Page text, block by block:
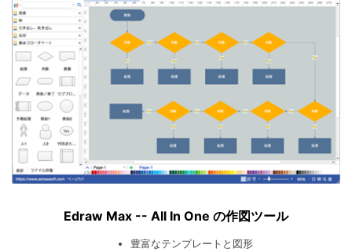
Edraw Max -- All In One の作図ツール
豊富なテンプレートと図形